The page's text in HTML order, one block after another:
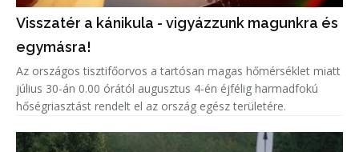
Visszatér a kánikula - vigyázzunk magunkra és
egymásra!
Az országos tisztifőorvos a tartósan magas hőmérséklet miatt
július 30-án 0.00 órától augusztus 4-én éjfélig harmadfokú
hőségriasztást rendelt el az ország egész területére.